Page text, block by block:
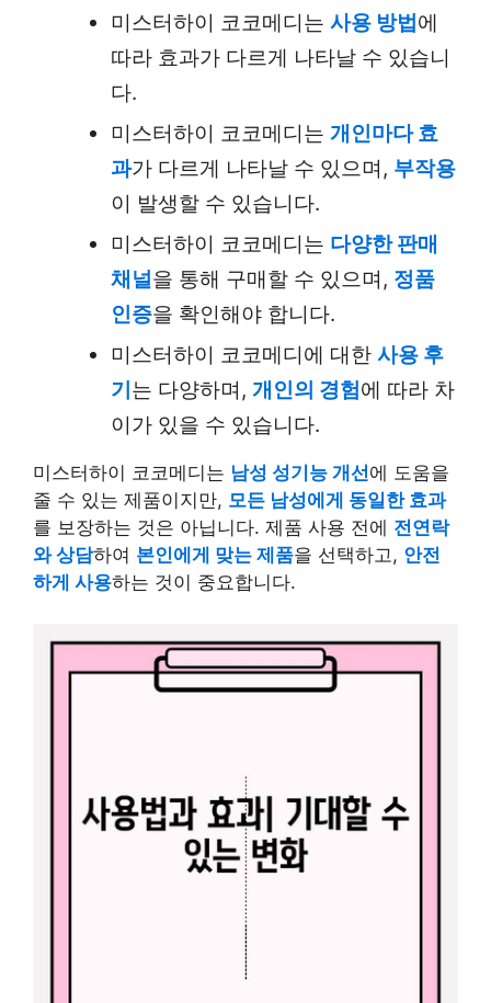
미스터하이 코코메디는 사용 방법에
따라 효과가 다르게 나타날 수 있습니
다.
미스터하이 코코메디는 개인마다 효
과가 다르게 나타날 수 있으며, 부작용
이 발생할 수 있습니다.
미스터하이 코코메디는 다양한 판매
채널을 통해 구매할 수 있으며, 정품
인증을 확인해야 합니다.
미스터하이 코코메디에 대한 사용 후
기는 다양하며, 개인의 경험에 따라 차
이가 있을 수 있습니다.
미스터하이 코코메디는 남성 성기능 개선에 도움을
줄 수 있는 제품이지만, 모든 남성에게 동일한 효과
를 보장하는 것은 아닙니다. 제품 사용 전에 전연락
와 상담하여 본인에게 맞는 제품을 선택하고, 안전
하게 사용하는 것이 중요합니다.